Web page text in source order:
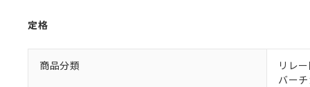
定格
商品分類
リレ
バー